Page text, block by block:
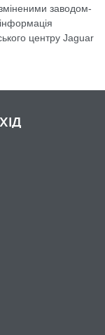
заводом-
центру Jaguar